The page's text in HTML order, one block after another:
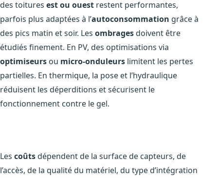
des toitures est ou ouest restent performantes,
parfois plus adaptées à l’autoconsommation grâce à
des pics matin et soir. Les ombragesdoivent être
étudiés finement. En PV, des optimisations via
optimiseurs ou micro-onduleurs limitent les pertes
partielles. En thermique, la pose et l’hydraulique
réduisent les déperditions et sécurisent le
fonctionnement contre le gel.
Les coûtsdépendent de la surface de capteurs, de
l’accès, de la qualité du matériel, du type d’intégration